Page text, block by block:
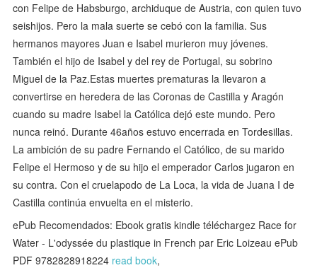
con Felipe de Habsburgo, archiduque de Austria, con quien tuvo
seishijos. Pero la mala suerte se cebó con la familia. Sus
hermanos mayores Juan e Isabel murieron muy jóvenes.
También el hijo de Isabel y del rey de Portugal, su sobrino
Miguel de la Paz.Estas muertes prematuras la llevaron a
convertirse en heredera de las Coronas de Castilla y Aragón
cuando su madre Isabel la Católica dejó este mundo. Pero
nunca reinó. Durante 46años estuvo encerrada en Tordesillas.
La ambición de su padre Fernando el Católico, de su marido
Felipe el Hermoso y de su hijo el emperador Carlos jugaron en
su contra. Con el cruelapodo de La Loca, la vida de Juana I de
Castilla continúa envuelta en el misterio.
ePub Recomendados: Ebook gratis kindle téléchargez Race for
Water - L'odyssée du plastique in French par Eric Loizeau ePub
PDF 9782828918224 read book,